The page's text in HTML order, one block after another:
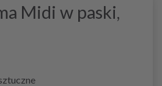
Midi w paski,